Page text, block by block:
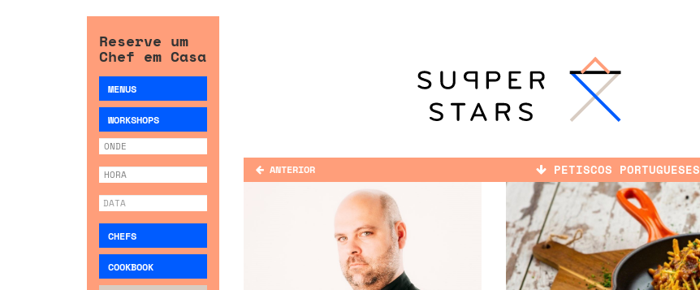
Reserve um
Chef em Casa
MENUS
WORKSHOPS
CHEFS
COOKBOOK
ANTERIOR PETISCOS PORTUGUESES